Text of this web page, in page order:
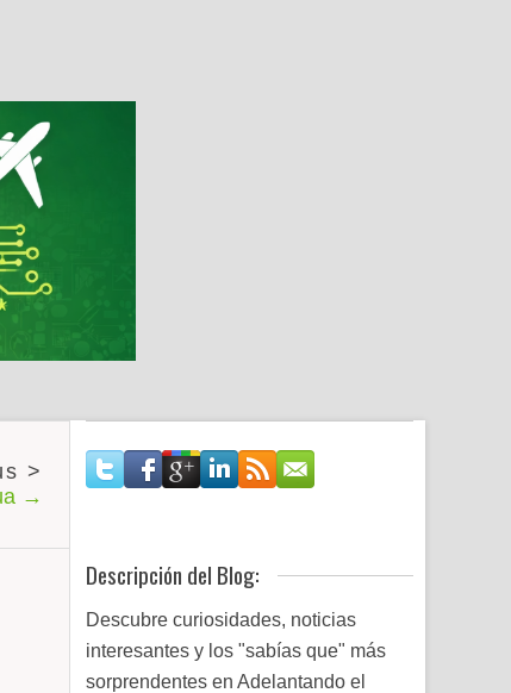
→
Descripción del Blog:
Descubre curiosidades, noticias
interesantes y los "sabías que" más
sorprendentes en Adelantando el